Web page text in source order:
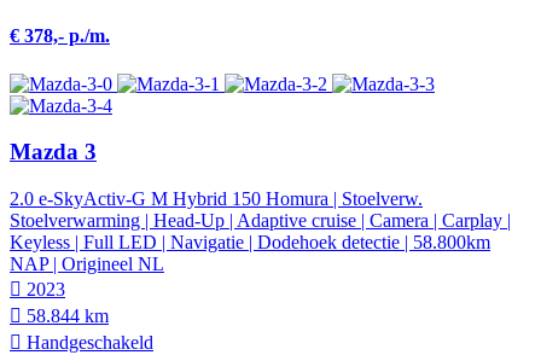
€ 378,- p./m.
Mazda 3
2.0 e-SkyActiv-G M Hybrid 150 Homura | Stoelverw.
Stoelverwarming | Head-Up | Adaptive cruise | Camera | Carplay |
Keyless | Full LED | Navigatie | Dodehoek detectie | 58.800km
NAP | Origineel NL
2023
58.844 km
Hand­geschakeld